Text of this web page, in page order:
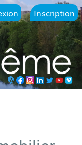
Inscription